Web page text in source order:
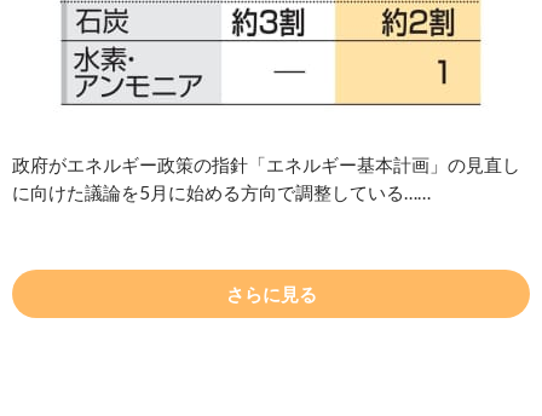
政府がエネルギー政策の指針「エネルギー基本計画」の見直し
に向けた議論を5月に始める方向で調整している……
さらに見る